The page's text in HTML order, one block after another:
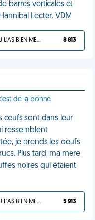
barres verticales et
Lecter. VDM
TU L'AS BIEN MÉRITÉ 8 813
de la bonne
œufs sont dans leur
ressemblent
je prends les oeufs
Plus tard, ma mère
noires qui étaient
TU L'AS BIEN MÉRITÉ 5 913